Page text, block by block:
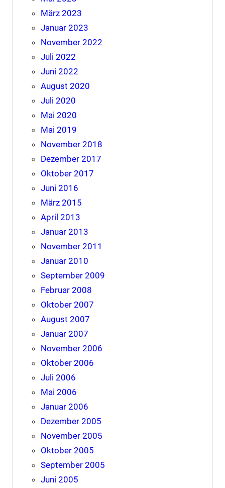
März 2023
Januar 2023
November 2022
Juli 2022
Juni 2022
August 2020
Juli 2020
Mai 2020
Mai 2019
November 2018
Dezember 2017
Oktober 2017
Juni 2016
März 2015
April 2013
Januar 2013
November 2011
Januar 2010
September 2009
Februar 2008
Oktober 2007
August 2007
Januar 2007
November 2006
Oktober 2006
Juli 2006
Mai 2006
Januar 2006
Dezember 2005
November 2005
Oktober 2005
September 2005
Juni 2005